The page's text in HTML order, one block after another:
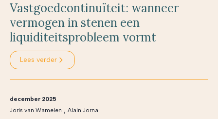
Vastgoedcontinuïteit: wanneer
vermogen in stenen een
liquiditeitsprobleem vormt
Lees verder
december 2025
Joris van Wamelen , Alain Jorna